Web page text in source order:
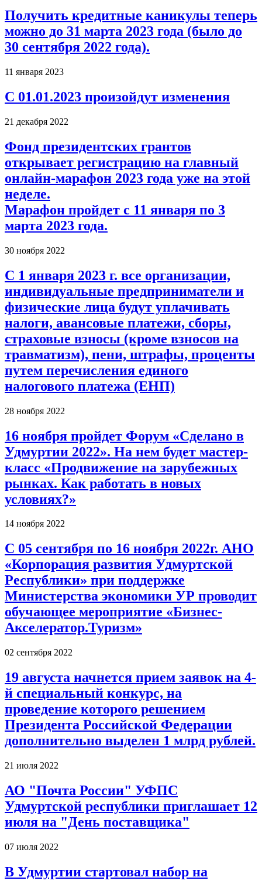
Получить кредитные каникулы теперь
можно до 31 марта 2023 года (было до
30 сентября 2022 года).
11 января 2023
С 01.01.2023 произойдут изменения
21 декабря 2022
Фонд президентских грантов
открывает регистрацию на главный
онлайн-марафон 2023 года уже на этой
неделе.
Марафон пройдет с 11 января по 3
марта 2023 года.
30 ноября 2022
С 1 января 2023 г. все организации,
индивидуальные предприниматели и
физические лица будут уплачивать
налоги, авансовые платежи, сборы,
страховые взносы (кроме взносов на
травматизм), пени, штрафы, проценты
путем перечисления единого
налогового платежа (ЕНП)
28 ноября 2022
16 ноября пройдет Форум «Сделано в
Удмуртии 2022». На нем будет мастер-
класс «Продвижение на зарубежных
рынках. Как работать в новых
условиях?»
14 ноября 2022
С 05 сентября по 16 ноября 2022г. АНО
«Корпорация развития Удмуртской
Республики» при поддержке
Министерства экономики УР проводит
обучающее мероприятие «Бизнес-
Акселератор.Туризм»
02 сентября 2022
19 августа начнется прием заявок на 4-
й специальный конкурс, на
проведение которого решением
Президента Российской Федерации
дополнительно выделен 1 млрд рублей.
21 июля 2022
АО "Почта России" УФПС
Удмуртской республики приглашает 12
июля на "День поставщика"
07 июля 2022
В Удмуртии стартовал набор на